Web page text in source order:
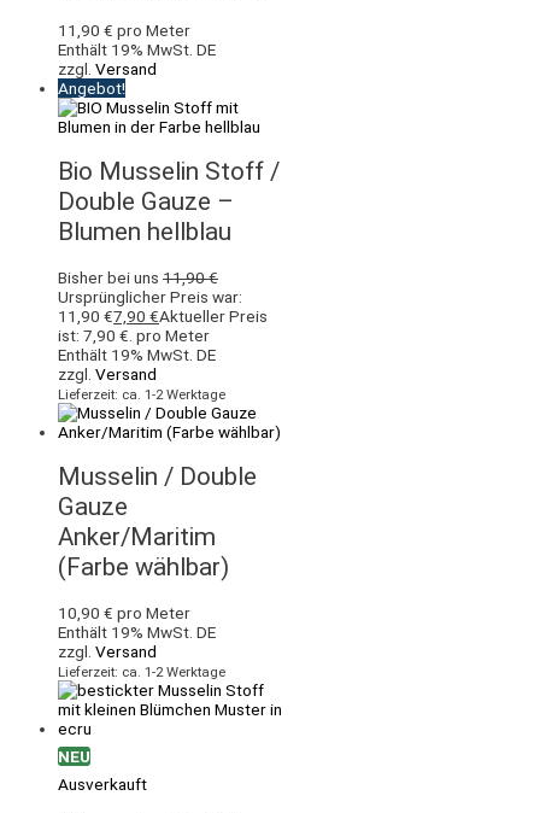
11,90 € pro Meter
Enthält 19% MwSt. DE
zzgl. Versand
Angebot!
Bio Musselin Stoff /
Double Gauze –
Blumen hellblau
Bisher bei uns 11,90€
Ursprünglicher Preis war:
11,90 €7,90 €Aktueller Preis
ist: 7,90 €. pro Meter
Enthält 19% MwSt. DE
zzgl. Versand
Lieferzeit: ca. 1-2 Werktage
Musselin / Double
Gauze
Anker/Maritim
(Farbe wählbar)
10,90 € pro Meter
Enthält 19% MwSt. DE
zzgl. Versand
Lieferzeit: ca. 1-2 Werktage
NEU
Ausverkauft